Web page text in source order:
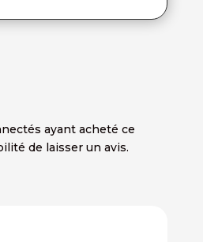
ayant acheté ce
de laisser un avis.